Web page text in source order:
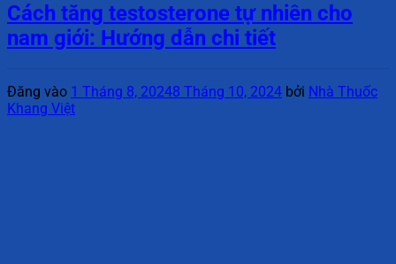
Cách tăng testosterone tự nhiên cho
nam giới: Hướng dẫn chi tiết
Đăng vào 1 Tháng 8, 20248 Tháng 10, 2024 bởi Nhà Thuốc
Khang Việt